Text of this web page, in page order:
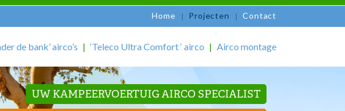
Home Projecten Contact
de bank’ airco’s ‘Teleco Ultra Comfort ‘ airco Airco montage
UW KAMPEERVOERTUIG AIRCO SPECIALIST